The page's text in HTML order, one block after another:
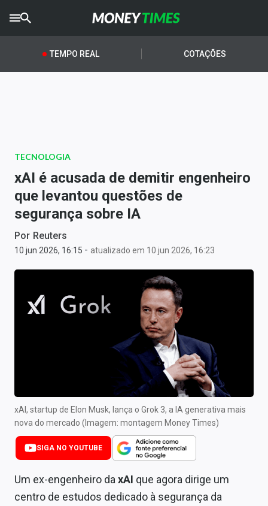
CRYPTOTIMES
AGROTIMES
Newsletters
Money Trader
Anuncie
Últimas Notícias
Cotações
Central de Fundos Imobiliários
Central dos IPOs
Renda Fixa
Finanças Pessoais
TEMPO REAL COTAÇÕES
TECNOLOGIA
xAI é acusada de demitir engenheiro
que levantou questões de
segurança sobre IA
Por Reuters
10 jun 2026, 16:15 - atualizado em 10 jun 2026, 16:23
xAI, startup de Elon Musk, lança o Grok 3, a IA generativa mais
nova do mercado (Imagem: montagem Money Times)
SIGA NO YOUTUBE
Um ex-engenheiro daxAI que agora dirige um
centro de estudos dedicado à segurança da